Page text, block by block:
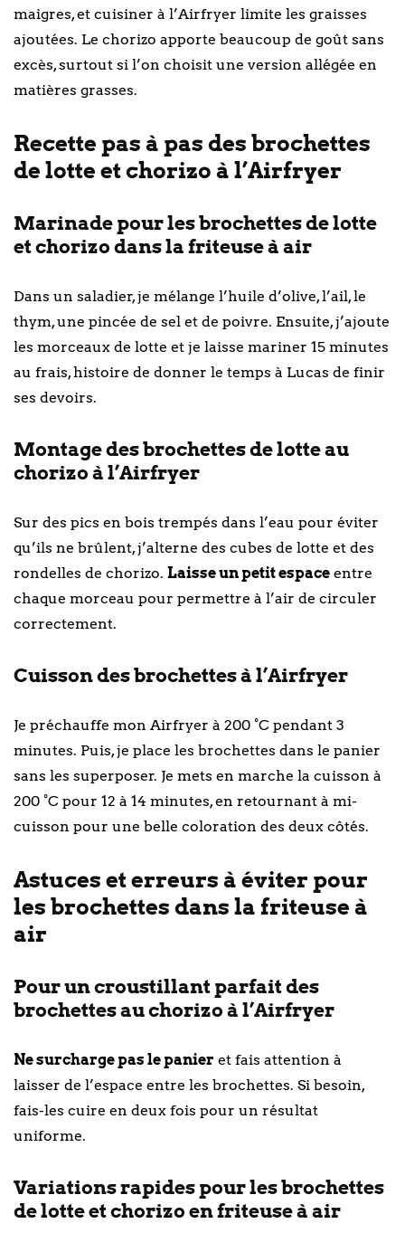
maigres, et cuisiner à l’Airfryer limite les graisses
ajoutées. Le chorizo apporte beaucoup de goût sans
excès, surtout si l’on choisit une version allégée en
matières grasses.
Recette pas à pas des brochettes
de lotte et chorizo à l’Airfryer
Marinade pour les brochettes de lotte
et chorizo dans la friteuse à air
Dans un saladier, je mélange l’huile d’olive, l’ail, le
thym, une pincée de sel et de poivre. Ensuite, j’ajoute
les morceaux de lotte et je laisse mariner 15 minutes
au frais, histoire de donner le temps à Lucas de finir
ses devoirs.
Montage des brochettes de lotte au
chorizo à l’Airfryer
Sur des pics en bois trempés dans l’eau pour éviter
qu’ils ne brûlent, j’alterne des cubes de lotte et des
rondelles de chorizo. Laisse un petit espace entre
chaque morceau pour permettre à l’air de circuler
correctement.
Cuisson des brochettes à l’Airfryer
Je préchauffe mon Airfryer à 200 °C pendant 3
minutes. Puis, je place les brochettes dans le panier
sans les superposer. Je mets en marche la cuisson à
200 °C pour 12 à 14 minutes, en retournant à mi-
cuisson pour une belle coloration des deux côtés.
Astuces et erreurs à éviter pour
les brochettes dans la friteuse à
air
Pour un croustillant parfait des
brochettes au chorizo à l’Airfryer
Ne surcharge pas le panier et fais attention à
laisser de l’espace entre les brochettes. Si besoin,
fais-les cuire en deux fois pour un résultat
uniforme.
Variations rapides pour les brochettes
de lotte et chorizo en friteuse à air